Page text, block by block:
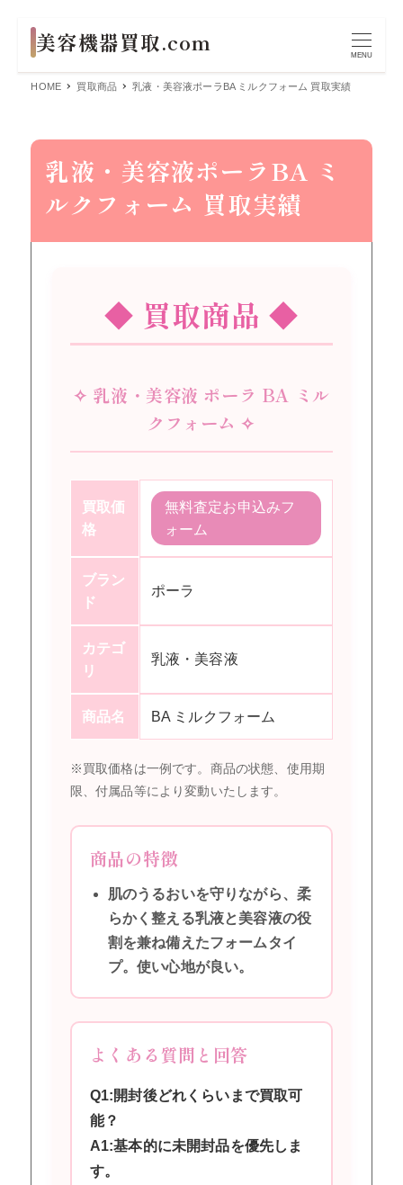
MENU
HOME 買取商品 乳液・美容液ポーラBA ミルクフォーム 買取実績
乳液・美容液ポーラBA ミ
ルクフォーム 買取実績
◆ 買取商品 ◆
✧ 乳液・美容液 ポーラ BA ミル
クフォーム ✧
買取価
格
無料査定お申込みフ
ォーム
ブラン
ド
ポーラ
カテゴ
リ
乳液・美容液
商品名 BA ミルクフォーム
※買取価格は一例です。商品の状態、使用期
限、付属品等により変動いたします。
商品の特徴
肌のうるおいを守りながら、柔
らかく整える乳液と美容液の役
割を兼ね備えたフォームタイ
プ。使い心地が良い。
よくある質問と回答
Q1:開封後どれくらいまで買取可
能？
A1:基本的に未開封品を優先しま
す。